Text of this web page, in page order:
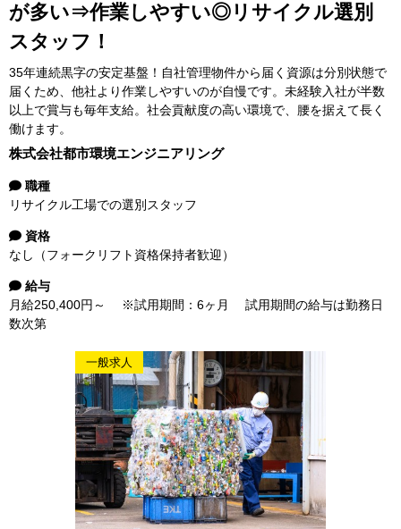
が多い⇒作業しやすい◎リサイクル選別
スタッフ！
35年連続黒字の安定基盤！自社管理物件から届く資源は分別状態で
届くため、他社より作業しやすいのが自慢です。未経験入社が半数
以上で賞与も毎年支給。社会貢献度の高い環境で、腰を据えて長く
働けます。
株式会社都市環境エンジニアリング
職種
リサイクル工場での選別スタッフ
資格
なし（フォークリフト資格保持者歓迎）
給与
月給250,400円～ ※試用期間：6ヶ月 試用期間の給与は勤務日
数次第
一般求人